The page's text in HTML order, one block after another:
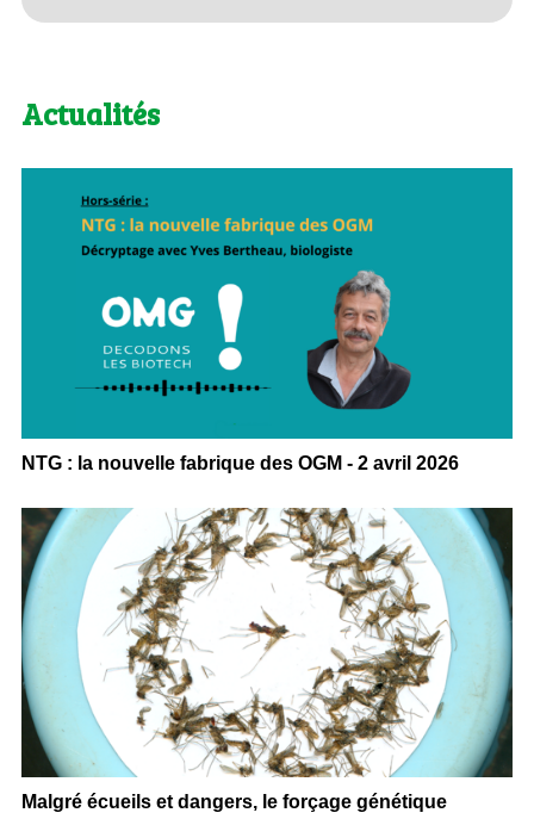
Actualités
NTG : la nouvelle fabrique des OGM - 2 avril 2026
Malgré écueils et dangers, le forçage génétique